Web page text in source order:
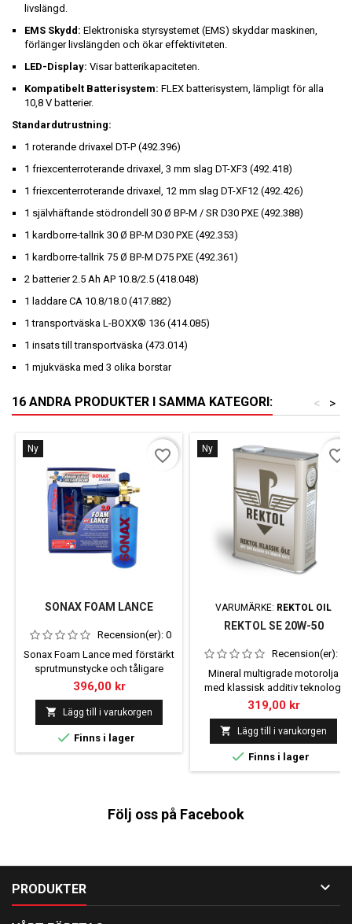
livslängd.
EMS Skydd: Elektroniska styrsystemet (EMS) skyddar maskinen,
förlänger livslängden och ökar effektiviteten.
LED-Display: Visar batterikapaciteten.
Kompatibelt Batterisystem: FLEX batterisystem, lämpligt för alla
10,8 V batterier.
Standardutrustning:
1 roterande drivaxel DT-P (492.396)
1 friexcenterroterande drivaxel, 3 mm slag DT-XF3 (492.418)
1 friexcenterroterande drivaxel, 12 mm slag DT-XF12 (492.426)
1 självhäftande stödrondell 30 Ø BP-M / SR D30 PXE (492.388)
1 kardborre-tallrik 30 Ø BP-M D30 PXE (492.353)
1 kardborre-tallrik 75 Ø BP-M D75 PXE (492.361)
2 batterier 2.5 Ah AP 10.8/2.5 (418.048)
1 laddare CA 10.8/18.0 (417.882)
1 transportväska L-BOXX® 136 (414.085)
1 insats till transportväska (473.014)
1 mjukväska med 3 olika borstar
16 ANDRA PRODUKTER I SAMMA KATEGORI: >
<
Ny
SONAX FOAM LANCE
Recension(er): 0
Sonax Foam Lance med förstärkt
sprutmunstycke och tåligare
flaskhals. Klarar PH-värden som
överstiger 10.
Pris
396,00 kr
 Lägg till i varukorgen
 Finns i lager
favorite_border Ny
VARUMÄRKE: REKTOL OIL
REKTOL SE 20W-50
Recension(er):
Mineral multigrade motorolja
med klassisk additiv teknologi
för höga krav (t.ex. frekvent stop-
and-go-trafik). Även lämplig för
kompressormatade
dieselmotorer (med lågt
laddtryck). Då och nu har Rektol
ökat andelen ZDDP (≈zink) med
Pris
319,00 kr
 Lägg till i varukorgen
 Finns i lager
favorite_border
Följ oss på Facebook
PRODUKTER 